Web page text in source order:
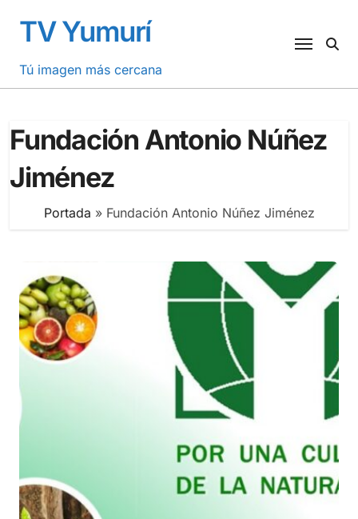
contenido
TV Yumurí
Tú imagen más cercana
Fundación Antonio Núñez
Jiménez
Portada » Fundación Antonio Núñez Jiménez